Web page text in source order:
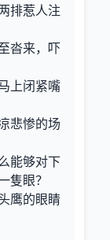
排惹人注
沓来，吓
上闭紧嘴
悲惨的场
能够对下
隻眼？
鹰的眼睛